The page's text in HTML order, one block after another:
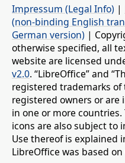
Impressum (Legal Info) |
(non-binding English
German version) |
otherwise specified, all
website are licensed
v2.0. “LibreOffice” and
registered trademarks
registered owners or are
in one or more
icons are also subject to
Use thereof is explained
LibreOffice was based